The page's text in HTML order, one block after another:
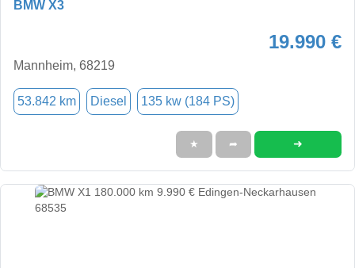
BMW X3
19.990 €
Mannheim, 68219
53.842 km Diesel 135 kw (184 PS)
★ ➦ ➜